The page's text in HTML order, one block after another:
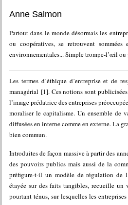
Anne Salmon
Partout dans le monde désormais les
ou coopératives, se retrouvent sommées
environnementales... Simple trompe-l’œil
Les termes d’éthique d’entreprise et de
managérial [1]. Ces notions sont
l’image prédatrice des entreprises
moraliser le capitalisme. Un ensemble de
diffusées en interne comme en externe. La
bien commun.
Introduites de façon massive à partir des
des pouvoirs publics mais aussi de la
préfigure-t-il un modèle de régulation de
étayée sur des faits tangibles, recueille un
pourtant ténus, sur lesquelles les